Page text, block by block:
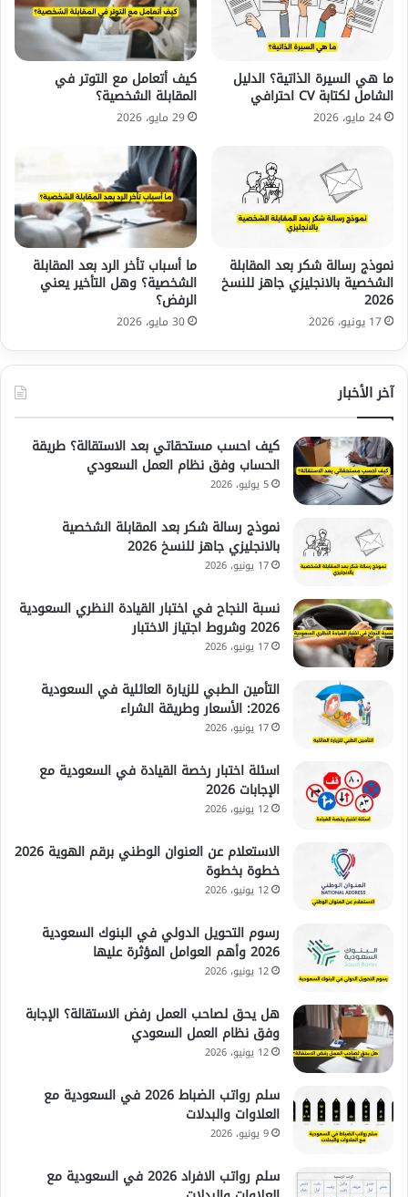
ما هي السيرة الذاتية؟ الدليل
الشامل لكتابة CV احترافي
24 مايو، 2026
كيف أتعامل مع التوتر في
المقابلة الشخصية؟
29 مايو، 2026
نموذج رسالة شكر بعد المقابلة
الشخصية بالانجليزي جاهز للنسخ
2026
17 يونيو، 2026
ما أسباب تأخر الرد بعد المقابلة
الشخصية؟ وهل التأخير يعني
الرفض؟
30 مايو، 2026
آخر الأخبار
كيف احسب مستحقاتي بعد الاستقالة؟ طريقة
الحساب وفق نظام العمل السعودي
5 يوليو، 2026
نموذج رسالة شكر بعد المقابلة الشخصية
بالانجليزي جاهز للنسخ 2026
17 يونيو، 2026
نسبة النجاح في اختبار القيادة النظري السعودية
2026 وشروط اجتياز الاختبار
17 يونيو، 2026
التأمين الطبي للزيارة العائلية في السعودية
2026: الأسعار وطريقة الشراء
17 يونيو، 2026
اسئلة اختبار رخصة القيادة في السعودية مع
الإجابات 2026
12 يونيو، 2026
الاستعلام عن العنوان الوطني برقم الهوية 2026
خطوة بخطوة
12 يونيو، 2026
رسوم التحويل الدولي في البنوك السعودية
2026 وأهم العوامل المؤثرة عليها
12 يونيو، 2026
هل يحق لصاحب العمل رفض الاستقالة؟ الإجابة
وفق نظام العمل السعودي
12 يونيو، 2026
سلم رواتب الضباط 2026 في السعودية مع
العلاوات والبدلات
9 يونيو، 2026
سلم رواتب الافراد 2026 في السعودية مع